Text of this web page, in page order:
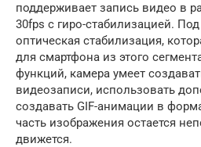
поддерживает запись видео в
30fps с гиро-стабилизацией.
оптическая стабилизация,
для смартфона из этого
функций, камера умеет
видеозаписи, использовать
создавать GIF-анимации в
часть изображения остается
движется.